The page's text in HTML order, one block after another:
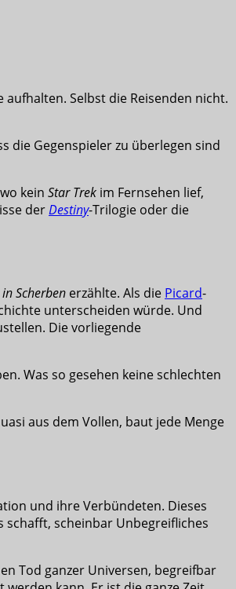
Selbst die Reisenden nicht.
die Gegenspieler zu überlegen sind
kein Star Trek im Fernsehen lief,
derDestiny-Trilogie oder die
Scherben erzählte. Als die Picard-
unterscheiden würde. Und
Die vorliegende
Was so gesehen keine schlechten
aus dem Vollen, baut jede Menge
und ihre Verbündeten. Dieses
schafft, scheinbar Unbegreifliches
Tod ganzer Universen, begreifbar